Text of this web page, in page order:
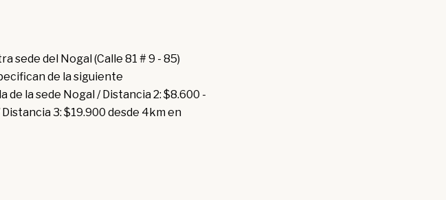
sede del Nogal (Calle 81 # 9 - 85)
de la siguiente
de la sede Nogal / Distancia 2: $8.600 -
3: $19.900 desde 4km en